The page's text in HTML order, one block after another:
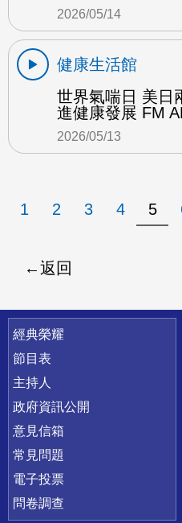
2026/05/14
健康生活館
世界氣喘日 美日
進健康發展 FM
2026/05/13
1 2 3 4 5
返回
快速連結
經典榮耀
節目表
主持人
政府資訊公開
意見信箱
常見問題
電子投票
問卷調查